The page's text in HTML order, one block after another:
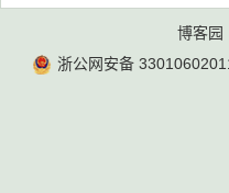
博客园
浙公网安备